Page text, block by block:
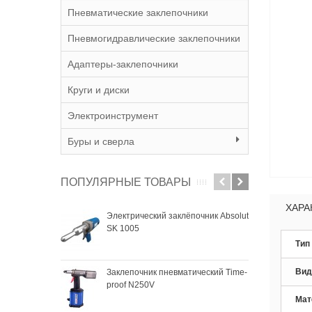
Пневматические заклепочники
Пневмогидравлические заклепочники
Адаптеры-заклепочники
Круги и диски
Электроинструмент
Буры и сверла
ПОПУЛЯРНЫЕ ТОВАРЫ
Электрический заклёпочник Absolut
SK 1005
Заклепочник пневматический Time-
proof N250V
Тип